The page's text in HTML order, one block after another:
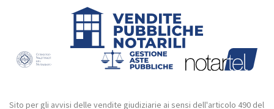
Sito per gli avvisi delle vendite giudiziarie ai sensi dell'articolo 490 del